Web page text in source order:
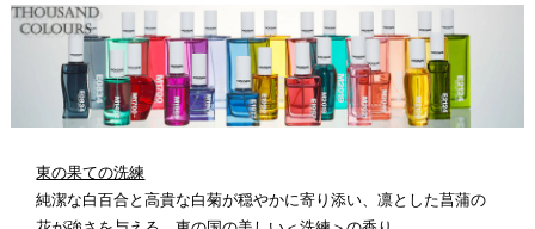
東の果ての洗練
純潔な白百合と高貴な白菊が穏やかに寄り添い、凛とした菖蒲の